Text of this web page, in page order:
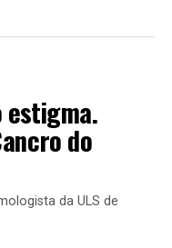
estigma.
do
da ULS de